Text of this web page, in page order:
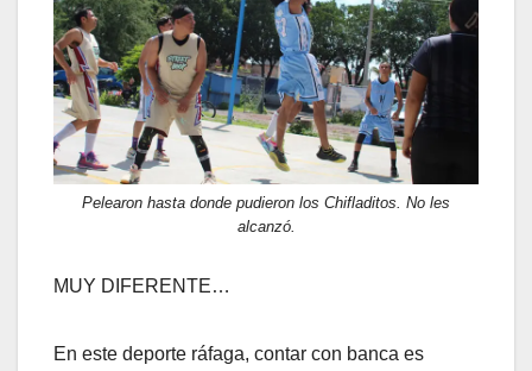
Pelearon hasta donde pudieron los Chifladitos. No les
alcanzó.
MUY DIFERENTE…
En este deporte ráfaga, contar con banca es